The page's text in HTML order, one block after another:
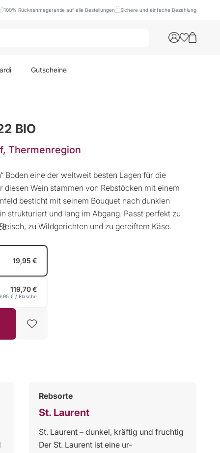
100% Rücknahmegarantie auf alle Bestellungen Sichere und einfache Bezahlung
Gutscheine
BIO
Thermenregion
Boden eine der weltweit besten Lagen für die
Wein stammen von Rebstöcken mit einem
besticht mit seinem Bouquet nach dunklen
strukturiert und lang im Abgang. Passt perfekt zu
zu Wildgerichten und zu gereiftem Käse.
19,95 €
119,70 €
€ / Flasche
Rebsorte
St. Laurent
St. Laurent – dunkel, kräftig und fruchtig
Der St. Laurent ist eine ur-